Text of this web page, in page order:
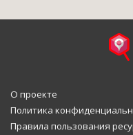
О проекте
Политика
Правила пользования